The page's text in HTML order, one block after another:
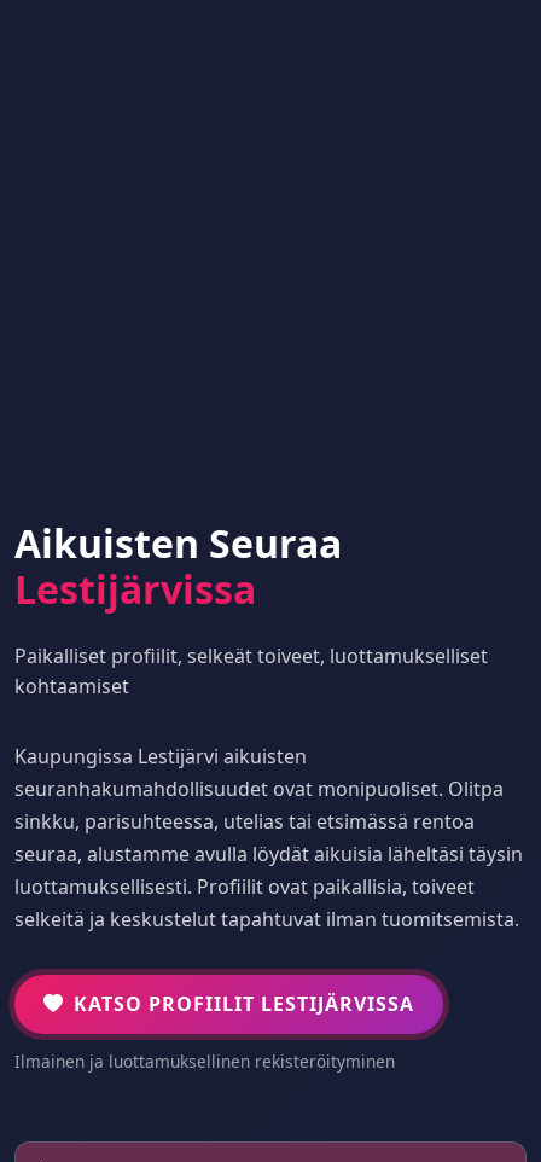
Aikuisten Seuraa
Lestijärvissa
Paikalliset profiilit, selkeät toiveet, luottamukselliset
kohtaamiset
Kaupungissa Lestijärvi aikuisten
seuranhakumahdollisuudet ovat monipuoliset. Olitpa
sinkku, parisuhteessa, utelias tai etsimässä rentoa
seuraa, alustamme avulla löydät aikuisia läheltäsi täysin
luottamuksellisesti. Profiilit ovat paikallisia, toiveet
selkeitä ja keskustelut tapahtuvat ilman tuomitsemista.
KATSO PROFIILIT LESTIJÄRVISSA
Ilmainen ja luottamuksellinen rekisteröityminen